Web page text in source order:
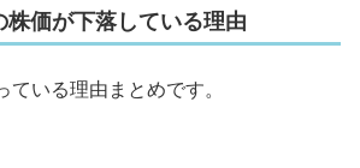
株価が下落している理由
いる理由まとめです。